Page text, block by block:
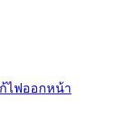
ไฟออกหน้า